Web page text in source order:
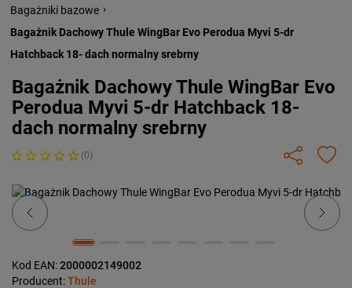
Bagażniki bazowe ›
Bagażnik Dachowy Thule WingBar Evo Perodua Myvi 5-dr
Hatchback 18- dach normalny srebrny
Bagażnik Dachowy Thule WingBar Evo
Perodua Myvi 5-dr Hatchback 18-
dach normalny srebrny
(0)
Previous Next
Kod EAN:2000002149002
Producent:Thule